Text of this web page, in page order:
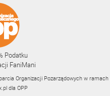
Podatku
FaniMani
Organizacji Pozarządowych w ramach
dla OPP